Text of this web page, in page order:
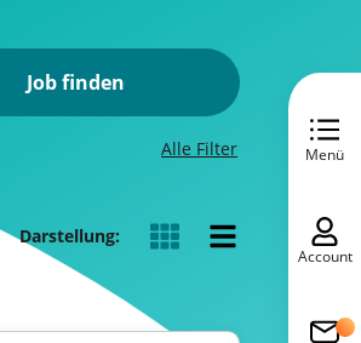
Job finden
Alle Filter
Darstellung:
Menü
Account